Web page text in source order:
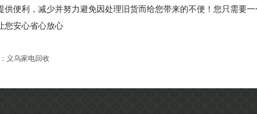
供便利，减少并努力避免因处理旧货而给您带来的不便！您只需要
您安心省心放心
义乌家电回收